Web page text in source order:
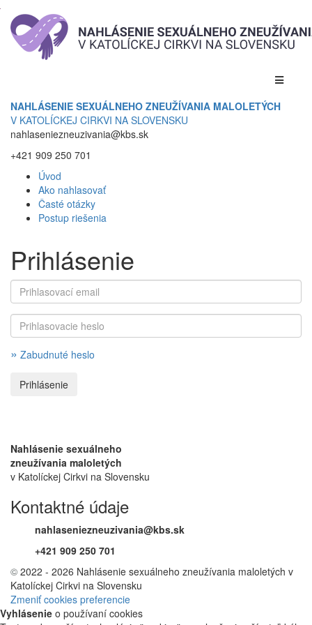
NAHLÁSENIE SEXUÁLNEHO ZNEUŽÍVANIA MALOLETÝCH
V KATOLÍCKEJ CIRKVI NA SLOVENSKU
nahlaseniezneuzivania@kbs.sk
+421 909 250 701
Úvod
Ako nahlasovať
Časté otázky
Postup riešenia
Prihlásenie
» Zabudnuté heslo
Nahlásenie sexuálneho
zneužívania maloletých
v Katolíckej Cirkvi na Slovensku
Kontaktné údaje
nahlaseniezneuzivania@kbs.sk
+421 909 250 701
© 2022 - 2026 Nahlásenie sexuálneho zneužívania maloletých v
Katolíckej Cirkvi na Slovensku
Zmeniť cookies preferencie
Vyhlásenie o používaní cookies